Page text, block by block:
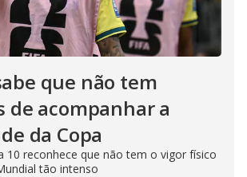
que não tem
de acompanhar a
da Copa
10 reconhece que não tem o vigor físico
tão intenso